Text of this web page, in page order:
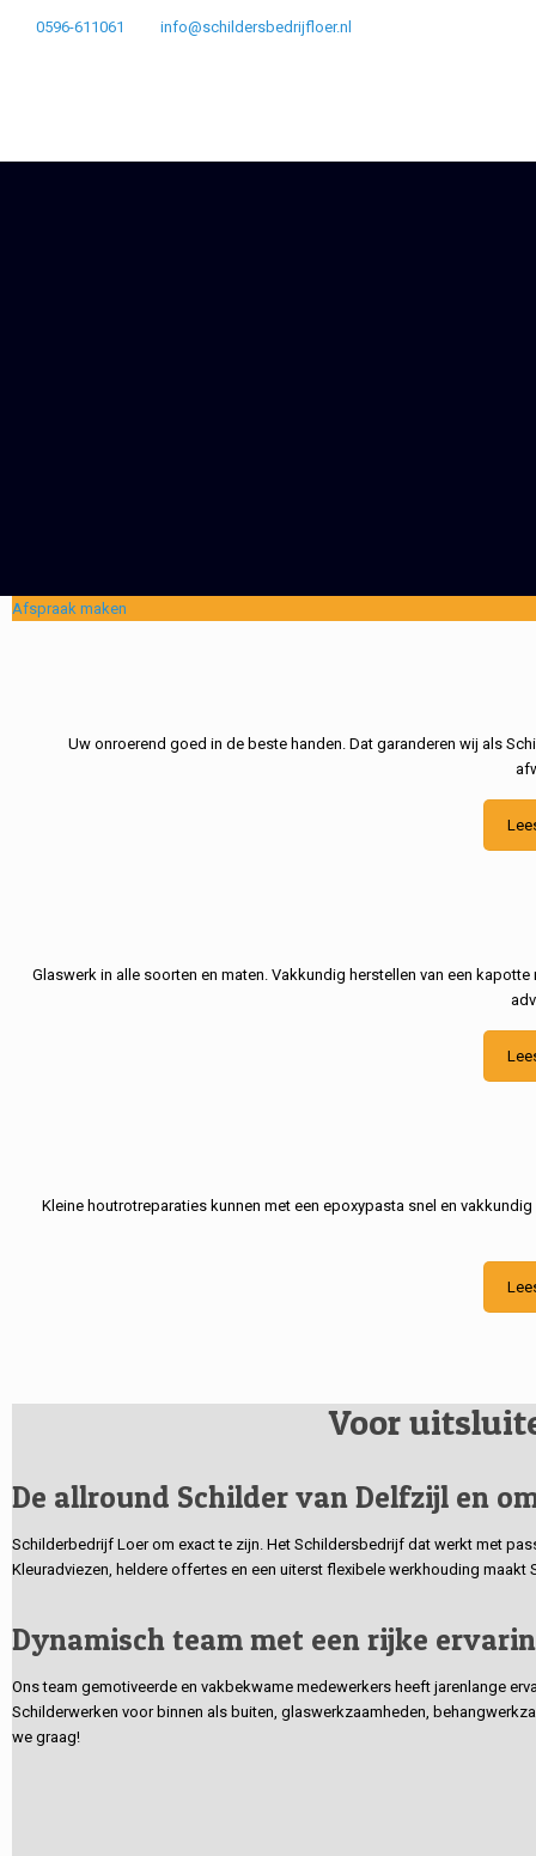
0596-611061 info@schildersbedrijfloer.nl
Afspraak maken
Uw onroerend goed in de beste handen. Dat garanderen wij als
Glaswerk in alle soorten en maten. Vakkundig herstellen van een
Kleine houtrotreparaties kunnen met een epoxypasta snel en
Voor
De allround Schilder van Delfzijl en
Schilderbedrijf Loer om exact te zijn. Het Schildersbedrijf dat werkt met
Kleuradviezen, heldere offertes en een uiterst flexibele werkhouding
Dynamisch team met een rijke
Ons team gemotiveerde en vakbekwame medewerkers heeft jarenlange
Schilderwerken voor binnen als buiten, glaswerkzaamheden,
we graag!